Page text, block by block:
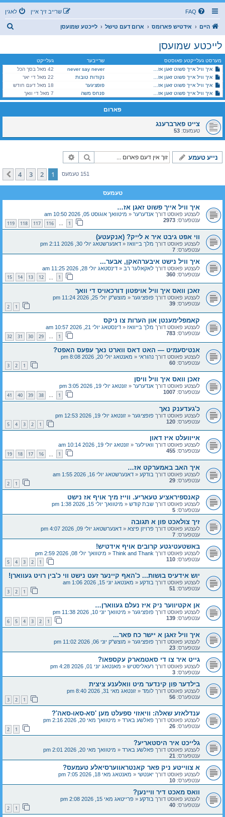
FAQ לאגין שרייב זיך איין
היים אידטיש פארומס ארום דעם טישל לייכטע שמועסן
לייכטע שמועסן
מערסט געלייקטע פאוסטס שרייבער
געלייקט
איך וויל אייך פשוט זאגן אז…
never say never
42 מאל בסך הכל
איך וויל אייך פשוט זאגן אז…
נקודות טובות
22 מאל די יאר
איך וויל אייך פשוט זאגן אז…
פופציגער
18 מאל דעם חודש
איך וויל אייך פשוט זאגן אז…
פנחס משה 7 מאל די וואך
פארום
צייט פארברענג
טעמעס: 53
נייע טעמע זוך
151 טעמעס 1
2
3
4
קומענדיגע
טעמעס
איך וויל אייך פשוט זאגן אז…
לעצטע פאוסט דורך אנדערער « מיטוואך אוגוסט 05, 2026 10:50 am
ענטפערס: 2973
1
…
116
117
118
119
ווי אפט גיבט איר א לייק? (אנקעטע)
לעצטע פאוסט דורך מלך בייוואז « דאנערשטאג יולי 30, 2026 2:11 pm
ענטפערס: 7
איך וויל נישט איבערהאקן, אבער...
לעצטע פאוסט דורך לאקאלער רב « דינסטאג יולי 28, 2026 11:25 am
ענטפערס: 360
1
12
13
14
15
זאכן וואס איך וויל אויפטון דורכאויס די וואך
לעצטע פאוסט דורך פופציגער « מוצש"ק יולי 25, 2026 11:24 pm
ענטפערס: 39
1
2
קאמפלימענטן און הערות צו ניקס
לעצטע פאוסט דורך מלך בייוואז « דינסטאג יולי 21, 2026 10:57 am
ענטפערס: 783
1
…
29
30
31
32
אנטיסעמיט — האט דאס ווארט נאך עפעס האפט?
לעצטע פאוסט דורך נהוראי « מאנטאג יולי 20, 2026 8:08 pm
ענטפערס: 60
1
2
3
זאכן וואס איך וויל וויסן
לעצטע פאוסט דורך אנדערער « זונטאג יולי 19, 2026 3:05 pm
ענטפערס: 1007
1
…
38
39
40
41
כ'געדענק נאך
לעצטע פאוסט דורך פופציגער « זונטאג יולי 19, 2026 12:53 pm
ענטפערס: 120
1
2
3
4
5
אייוועלט איז דאון
לעצטע פאוסט דורך וואוילער « זונטאג יולי 19, 2026 10:14 am
ענטפערס: 455
1
16
17
18
19
איך האב באמערקט אז…
לעצטע פאוסט דורך בודקע « דאנערשטאג יולי 16, 2026 1:55 am
ענטפערס: 29
1
2
קאנספיראציע טעאריע. ווייז מיך אויף אז נישט
לעצטע פאוסט דורך שבת קודש « מיטוואך יולי 15, 2026 1:38 pm
ענטפערס: 5
זיך צולאכט פון א תגובה
לעצטע פאוסט דורך פרויזן פיצא « דאנערשטאג יולי 09, 2026 4:07 pm
ענטפערס: 7
באשטעטיגטע קרובים אויף אידטיש!
לעצטע פאוסט דורך Think and Thank
« מיטוואך יולי 08, 2026 2:59 pm
ענטפערס: 110
1
2
3
4
5
יוש אידעיס בושות... כ'האף קיינער זעט נישט ווי כ'בין רויט געווארן!
לעצטע פאוסט דורך בודקע « מאנטאג יוני 15, 2026 1:06 am
ענטפערס: 51
1
2
3
אן אקטיווער ניק איז נעלם געווארן…
לעצטע פאוסט דורך פופציגער « מיטוואך יוני 10, 2026 11:38 pm
ענטפערס: 139
1
2
3
4
5
6
איך וויל זאגן א יישר כח פאר...
לעצטע פאוסט דורך פופציגער « מוצש"ק יוני 06, 2026 11:02 pm
ענטפערס: 23
גייט איר צו די סאטמארק עקספאו?
לעצטע פאוסט דורך רעאליסטיש « מאנטאג יוני 01, 2026 4:28 pm
ענטפערס: 3
בילדער פון קינדער מיט וואלענע ציצית
לעצטע פאוסט דורך לומד « זונטאג מאי 31, 2026 8:40 pm
ענטפערס: 56
1
2
3
ענדלאזע שאלה: וויאזוי ספעלט מען 'סא-סאו-סאה'?
לעצטע פאוסט דורך פאלשע בארד « מיטוואך מאי 20, 2026 2:16 pm
ענטפערס: 26
1
2
גלייכט איר היסטאריע?
לעצטע פאוסט דורך פאלשע בארד « מיטוואך מאי 20, 2026 2:01 pm
ענטפערס: 21
א צווייטע ניק פאר קאנטראווערסיאלע טעמעס?
לעצטע פאוסט דורך יאנטשי « מאנטאג מאי 18, 2026 7:05 pm
ענטפערס: 10
וואס מאכט דיר וויינען?
לעצטע פאוסט דורך בודקע « פרייטאג מאי 15, 2026 2:08 pm
ענטפערס: 40
1
2